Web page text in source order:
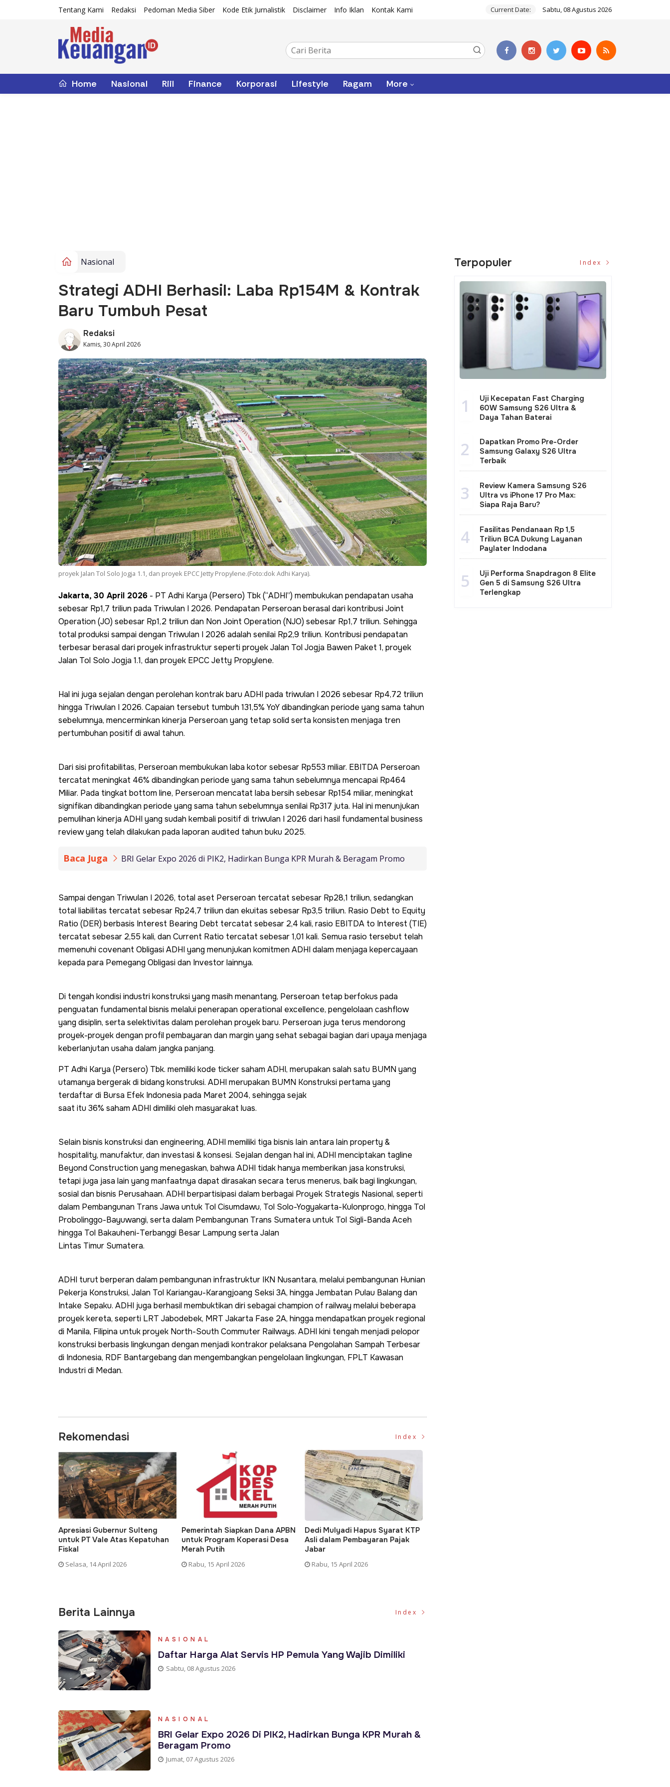
Tentang Kami Redaksi Pedoman Media Siber Kode Etik Jurnalistik Disclaimer Info Iklan Kontak Kami Current Date: Sabtu, 08 Agustus 2026
Home Nasional Riil Finance Korporasi Lifestyle Ragam More
Nasional
Strategi ADHI Berhasil: Laba Rp154M & Kontrak
Baru Tumbuh Pesat
Redaksi
Kamis, 30 April 2026
proyek Jalan Tol Solo Jogja 1.1, dan proyek EPCC Jetty Propylene.(Foto:dok Adhi Karya).
Jakarta, 30 April 2026 - PT Adhi Karya (Persero) Tbk (“ADHI”) membukukan pendapatan usaha
sebesar Rp1,7 triliun pada Triwulan I 2026. Pendapatan Perseroan berasal dari kontribusi Joint
Operation (JO) sebesar Rp1,2 triliun dan Non Joint Operation (NJO) sebesar Rp1,7 triliun. Sehingga
total produksi sampai dengan Triwulan I 2026 adalah senilai Rp2,9 triliun. Kontribusi pendapatan
terbesar berasal dari proyek infrastruktur seperti proyek Jalan Tol Jogja Bawen Paket 1, proyek
Jalan Tol Solo Jogja 1.1, dan proyek EPCC Jetty Propylene.
Hal ini juga sejalan dengan perolehan kontrak baru ADHI pada triwulan I 2026 sebesar Rp4,72 triliun
hingga Triwulan I 2026. Capaian tersebut tumbuh 131,5% YoY dibandingkan periode yang sama tahun
sebelumnya, mencerminkan kinerja Perseroan yang tetap solid serta konsisten menjaga tren
pertumbuhan positif di awal tahun.
Dari sisi profitabilitas, Perseroan membukukan laba kotor sebesar Rp553 miliar. EBITDA Perseroan
tercatat meningkat 46% dibandingkan periode yang sama tahun sebelumnya mencapai Rp464
Miliar. Pada tingkat bottom line, Perseroan mencatat laba bersih sebesar Rp154 miliar, meningkat
signifikan dibandingkan periode yang sama tahun sebelumnya senilai Rp317 juta. Hal ini menunjukan
pemulihan kinerja ADHI yang sudah kembali positif di triwulan I 2026 dari hasil fundamental business
review yang telah dilakukan pada laporan audited tahun buku 2025.
Baca Juga BRI Gelar Expo 2026 di PIK2, Hadirkan Bunga KPR Murah & Beragam Promo
Sampai dengan Triwulan I 2026, total aset Perseroan tercatat sebesar Rp28,1 triliun, sedangkan
total liabilitas tercatat sebesar Rp24,7 triliun dan ekuitas sebesar Rp3,5 triliun. Rasio Debt to Equity
Ratio (DER) berbasis Interest Bearing Debt tercatat sebesar 2,4 kali, rasio EBITDA to Interest (TIE)
tercatat sebesar 2,55 kali, dan Current Ratio tercatat sebesar 1,01 kali. Semua rasio tersebut telah
memenuhi covenant Obligasi ADHI yang menunjukan komitmen ADHI dalam menjaga kepercayaan
kepada para Pemegang Obligasi dan Investor lainnya.
Di tengah kondisi industri konstruksi yang masih menantang, Perseroan tetap berfokus pada
penguatan fundamental bisnis melalui penerapan operational excellence, pengelolaan cashflow
yang disiplin, serta selektivitas dalam perolehan proyek baru. Perseroan juga terus mendorong
proyek-proyek dengan profil pembayaran dan margin yang sehat sebagai bagian dari upaya menjaga
keberlanjutan usaha dalam jangka panjang.
PT Adhi Karya (Persero) Tbk. memiliki kode ticker saham ADHI, merupakan salah satu BUMN yang
utamanya bergerak di bidang konstruksi. ADHI merupakan BUMN Konstruksi pertama yang
terdaftar di Bursa Efek Indonesia pada Maret 2004, sehingga sejak
saat itu 36% saham ADHI dimiliki oleh masyarakat luas.
Selain bisnis konstruksi dan engineering, ADHI memiliki tiga bisnis lain antara lain property &
hospitality, manufaktur, dan investasi & konsesi. Sejalan dengan hal ini, ADHI menciptakan tagline
Beyond Construction yang menegaskan, bahwa ADHI tidak hanya memberikan jasa konstruksi,
tetapi juga jasa lain yang manfaatnya dapat dirasakan secara terus menerus, baik bagi lingkungan,
sosial dan bisnis Perusahaan. ADHI berpartisipasi dalam berbagai Proyek Strategis Nasional, seperti
dalam Pembangunan Trans Jawa untuk Tol Cisumdawu, Tol Solo-Yogyakarta-Kulonprogo, hingga Tol
Probolinggo-Bayuwangi, serta dalam Pembangunan Trans Sumatera untuk Tol Sigli-Banda Aceh
hingga Tol Bakauheni-Terbanggi Besar Lampung serta Jalan
Lintas Timur Sumatera.
ADHI turut berperan dalam pembangunan infrastruktur IKN Nusantara, melalui pembangunan Hunian
Pekerja Konstruksi, Jalan Tol Kariangau-Karangjoang Seksi 3A, hingga Jembatan Pulau Balang dan
Intake Sepaku. ADHI juga berhasil membuktikan diri sebagai champion of railway melalui beberapa
proyek kereta, seperti LRT Jabodebek, MRT Jakarta Fase 2A, hingga mendapatkan proyek regional
di Manila, Filipina untuk proyek North-South Commuter Railways. ADHI kini tengah menjadi pelopor
konstruksi berbasis lingkungan dengan menjadi kontrakor pelaksana Pengolahan Sampah Terbesar
di Indonesia, RDF Bantargebang dan mengembangkan pengelolaan lingkungan, FPLT Kawasan
Industri di Medan.
Rekomendasi Index
Apresiasi Gubernur Sulteng
untuk PT Vale Atas Kepatuhan
Fiskal
Selasa, 14 April 2026
Pemerintah Siapkan Dana APBN
untuk Program Koperasi Desa
Merah Putih
Rabu, 15 April 2026
Dedi Mulyadi Hapus Syarat KTP
Asli dalam Pembayaran Pajak
Jabar
Rabu, 15 April 2026
Berita Lainnya Index
NASIONAL
Daftar Harga Alat Servis HP Pemula Yang Wajib Dimiliki
Sabtu, 08 Agustus 2026
NASIONAL
BRI Gelar Expo 2026 Di PIK2, Hadirkan Bunga KPR Murah &
Beragam Promo
Jumat, 07 Agustus 2026
Terpopuler Index
1
Uji Kecepatan Fast Charging
60W Samsung S26 Ultra &
Daya Tahan Baterai
2
Dapatkan Promo Pre-Order
Samsung Galaxy S26 Ultra
Terbaik
3
Review Kamera Samsung S26
Ultra vs iPhone 17 Pro Max:
Siapa Raja Baru?
4
Fasilitas Pendanaan Rp 1,5
Triliun BCA Dukung Layanan
Paylater Indodana
5
Uji Performa Snapdragon 8 Elite
Gen 5 di Samsung S26 Ultra
Terlengkap